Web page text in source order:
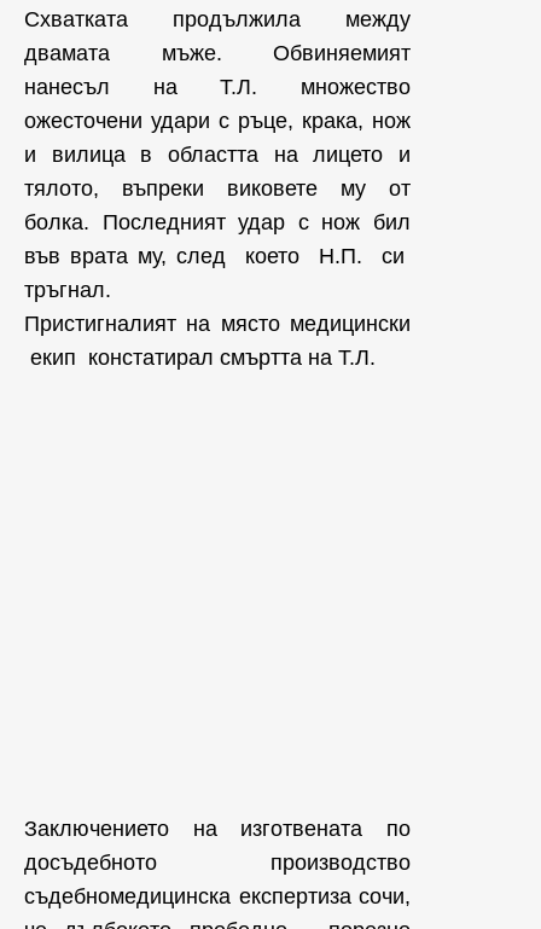
Схватката продължила между
двамата мъже. Обвиняемият
нанесъл на Т.Л. множество
ожесточени удари с ръце, крака, нож
и вилица в областта на лицето и
тялото, въпреки виковете му от
болка. Последният удар с нож бил
във врата му, след което Н.П. си
тръгнал.
Пристигналият на място медицински
екип констатирал смъртта на Т.Л.
Заключението на изготвената по
досъдебното производство
съдебномедицинска експертиза сочи,